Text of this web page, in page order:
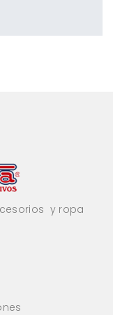
y ropa